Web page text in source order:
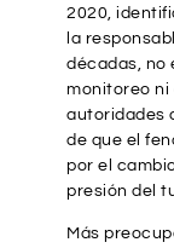
2020,
la
décadas, no
monitoreo ni
autoridades
de que el
por el
presión del
Más